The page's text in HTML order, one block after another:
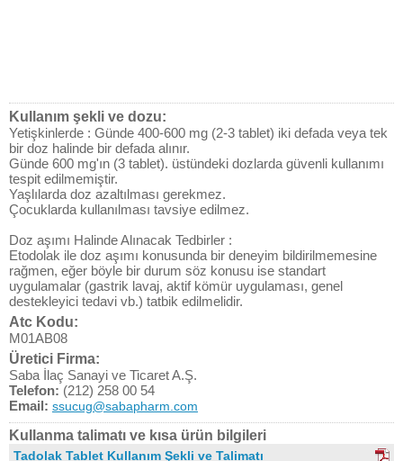
Kullanım şekli ve dozu:
Yetişkinlerde : Günde 400-600 mg (2-3 tablet) iki defada veya tek
bir doz halinde bir defada alınır.
Günde 600 mg'ın (3 tablet). üstündeki dozlarda güvenli kullanımı
tespit edilmemiştir.
Yaşlılarda doz azaltılması gerekmez.
Çocuklarda kullanılması tavsiye edilmez.
Doz aşımı Halinde Alınacak Tedbirler :
Etodolak ile doz aşımı konusunda bir deneyim bildirilmemesine
rağmen, eğer böyle bir durum söz konusu ise standart
uygulamalar (gastrik lavaj, aktif kömür uygulaması, genel
destekleyici tedavi vb.) tatbik edilmelidir.
Atc Kodu:
M01AB08
Üretici Firma:
Saba İlaç Sanayi ve Ticaret A.Ş.
Telefon: (212) 258 00 54
Email: ssucug@sabapharm.com
Kullanma talimatı ve kısa ürün bilgileri
Tadolak Tablet Kullanım Şekli ve Talimatı